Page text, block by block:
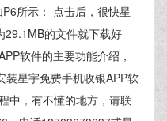
所示： 点击后，很快星
29.1MB的文件就下载好
软件的主要功能介绍，
装星宇免费手机收银APP软
中，有不懂的地方，请联